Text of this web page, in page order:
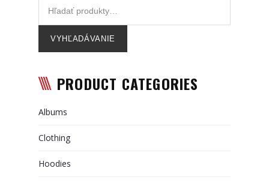
Referencie
Kontakt
VYHĽADÁVANIE
PRODUCT CATEGORIES
Albums
Clothing
Hoodies